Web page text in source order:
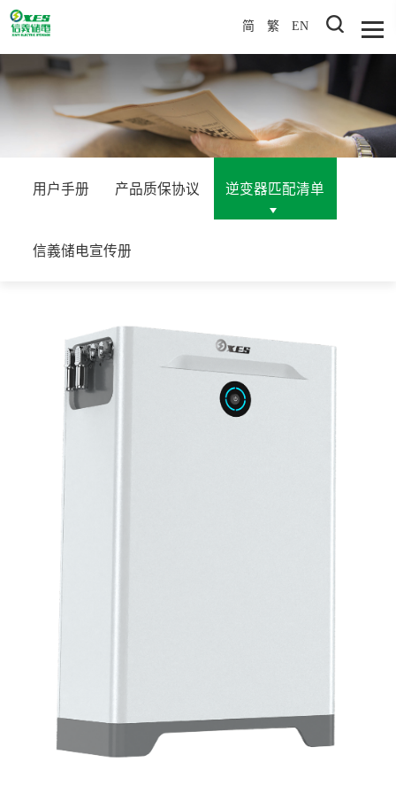
简 繁 EN
用户手册 产品质保协议 逆变器匹配清单
信義储电宣传册